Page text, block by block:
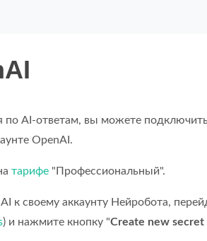
по AI-ответам, вы можете
OpenAI.
тарифе "Профессиональный".
своему аккаунту Нейробота,
) и нажмите кнопку "Create new secret